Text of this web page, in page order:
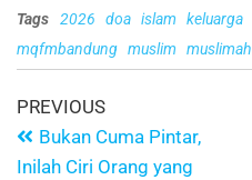
Tags
2026 doa islam keluarga
mqfmbandung muslim muslimah
PREVIOUS
Bukan Cuma Pintar,
Inilah Ciri Orang yang